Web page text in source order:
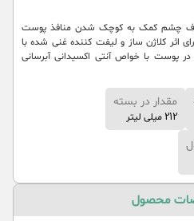
چشم کمک به کوچک شدن منافذ پوست
اثر کلاژن ساز و لیفت کننده غنی شده با
پوست با خواص آنتی اکسیدانی آبرسانی
مقدار در بسته
212 میلی لیتر
محصول